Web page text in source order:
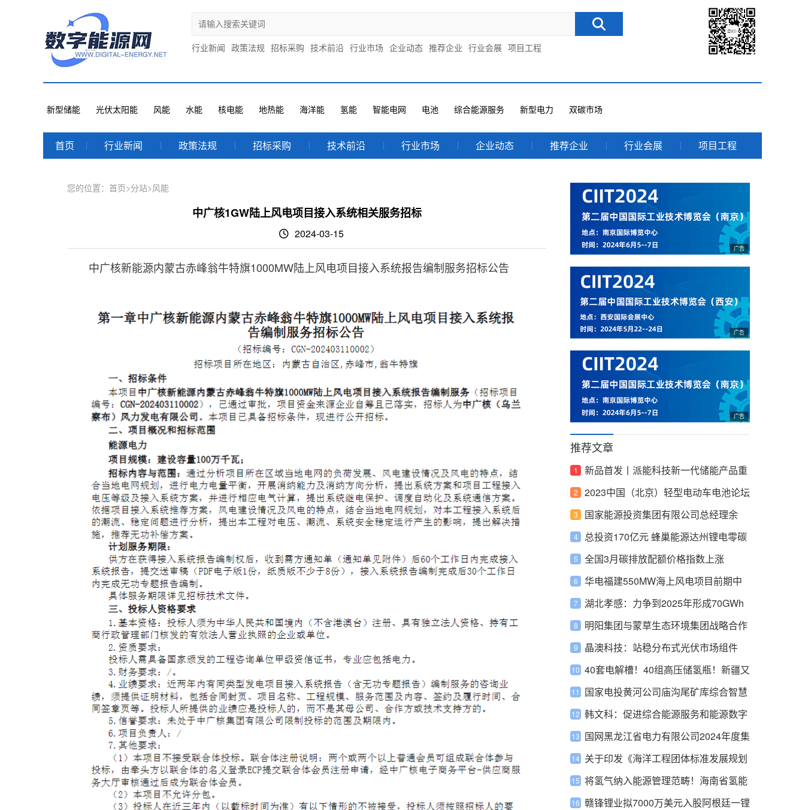
行业新闻 政策法规 招标采购 技术前沿 行业市场 企业动态 推荐企业 行业会展 项目工程
新型储能 光伏太阳能 风能 水能 核电能 地热能 海洋能 氢能 智能电网 电池 综合能源服务 新型电力 双碳市场
首页 行业新闻 政策法规 招标采购 技术前沿 行业市场 企业动态 推荐企业 行业会展 项目工程
您的位置： 首页>分站>风能
中广核1GW陆上风电项目接入系统相关服务招标
2024-03-15
中广核新能源内蒙古赤峰翁牛特旗1000MW陆上风电项目接入系统报告编制服务招标公告
推荐文章
新品首发丨派能科技新一代储能产品重
磅发布
2023中国（北京）轻型电动车电池论坛
成功召开
国家能源投资集团有限公司总经理余
兵：传统能源的绿色低碳转型正在加速
总投资170亿元 蜂巢能源达州锂电零碳
产业园投产
全国3月碳排放配额价格指数上涨
华电福建550MW海上风电项目前期中
标公示！
湖北孝感：力争到2025年形成70GWh
动力电池及储能电池的产能规模
明阳集团与蒙草生态环境集团战略合作
晶澳科技：站稳分布式光伏市场组件
“第一梯队”
40套电解槽！40组高压储氢瓶！新疆又
一绿氢项目招标！
国家电投黄河公司庙沟尾矿库综合智慧
能源项目开工
韩文科：促进综合能源服务和能源数字
化产业发展的几点思考
国网黑龙江省电力有限公司2024年度集
中采购批次安排
关于印发《海洋工程团体标准发展规划
（2023年-2030年）》的通知
将氢气纳入能源管理范畴！海南省氢能
产业发展中长期规划发布
赣锋锂业拟7000万美元入股阿根廷一锂